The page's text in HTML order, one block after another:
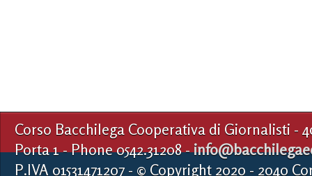
Corso Bacchilega Cooperativa di Giornalisti -
Porta 1 - Phone 0542.31208 -
P.IVA 01531471207 - © Copyright 2020 - 2040